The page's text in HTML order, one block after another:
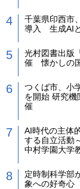
千葉県印西市
導入 生成AI
光村図書出版
催 懐かしの
つくば市、小
を開始 研究
催
AI時代の主体
する自立活動
中村学園大学
定時制科学部
象への好奇心